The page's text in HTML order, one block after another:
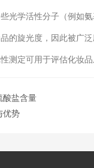
学活性分子（例如氨
旋光度，因此被广泛
定可用于评估化妆品
酸盐含量
优势